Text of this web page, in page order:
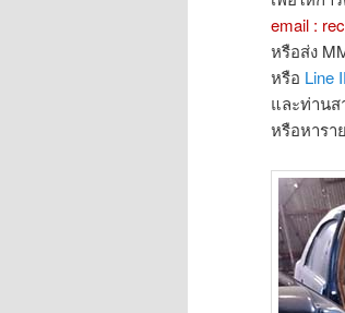
email :
หรือส่ง
หรือ Line
และท่านส
หรือหารา